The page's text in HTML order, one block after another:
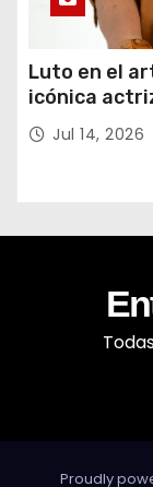
Luto en el
icónica
Jul 14, 2026
Proudly